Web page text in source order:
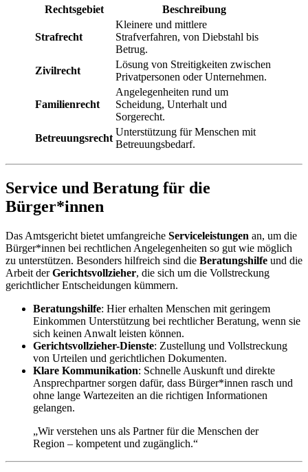
Rechtsgebiet Beschreibung
Strafrecht
Kleinere und mittlere
Strafverfahren, von Diebstahl bis
Betrug.
Zivilrecht
Lösung von Streitigkeiten zwischen
Privatpersonen oder Unternehmen.
Familienrecht
Angelegenheiten rund um
Scheidung, Unterhalt und
Sorgerecht.
Betreuungsrecht
Unterstützung für Menschen mit
Betreuungsbedarf.
Service und Beratung für die
Bürger*innen
Das Amtsgericht bietet umfangreiche Serviceleistungen an, um die
Bürger*innen bei rechtlichen Angelegenheiten so gut wie möglich
zu unterstützen. Besonders hilfreich sind die Beratungshilfe und die
Arbeit derGerichtsvollzieher, die sich um die Vollstreckung
gerichtlicher Entscheidungen kümmern.
Beratungshilfe: Hier erhalten Menschen mit geringem
Einkommen Unterstützung bei rechtlicher Beratung, wenn sie
sich keinen Anwalt leisten können.
Gerichtsvollzieher-Dienste: Zustellung und Vollstreckung
von Urteilen und gerichtlichen Dokumenten.
Klare Kommunikation: Schnelle Auskunft und direkte
Ansprechpartner sorgen dafür, dass Bürger*innen rasch und
ohne lange Wartezeiten an die richtigen Informationen
gelangen.
„Wir verstehen uns als Partner für die Menschen der
Region – kompetent und zugänglich.“